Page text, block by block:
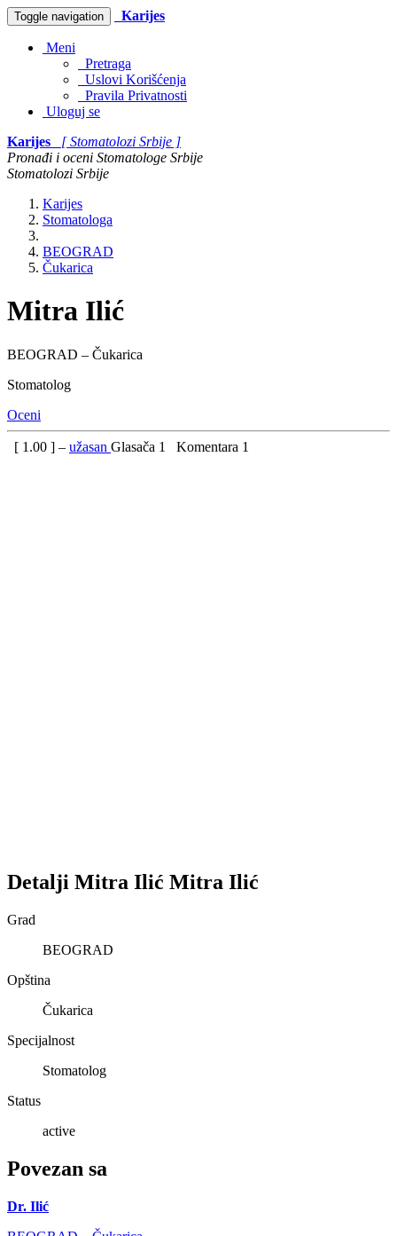
Toggle navigation Karijes
Meni
Pretraga
Uslovi Korišćenja
Pravila Privatnosti
Uloguj se
Karijes
[ Stomatolozi Srbije ]
Pronađi i oceni Stomatologe Srbije
Stomatolozi Srbije
Karijes
Stomatologa
BEOGRAD
Čukarica
Mitra Ilić
BEOGRAD – Čukarica
Stomatolog
Oceni
[ 1.00 ] – užasan Glasača 1 Komentara 1
Detalji Mitra Ilić Mitra Ilić
Grad
BEOGRAD
Opština
Čukarica
Specijalnost
Stomatolog
Status
active
Povezan sa
Dr. Ilić